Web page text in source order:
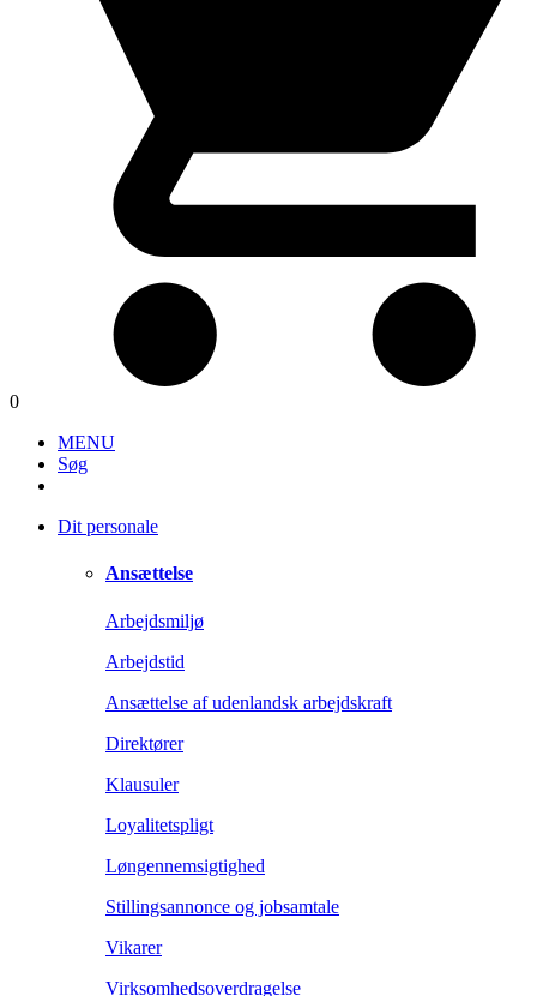
0
MENU
Søg
Dit personale
Ansættelse
Arbejdsmiljø
Arbejdstid
Ansættelse af udenlandsk arbejdskraft
Direktører
Klausuler
Loyalitetspligt
Løngennemsigtighed
Stillingsannonce og jobsamtale
Vikarer
Virksomhedsoverdragelse